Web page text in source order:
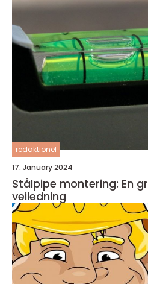
redaktionel
17. January 2024
Stålpipe montering: En
veiledning